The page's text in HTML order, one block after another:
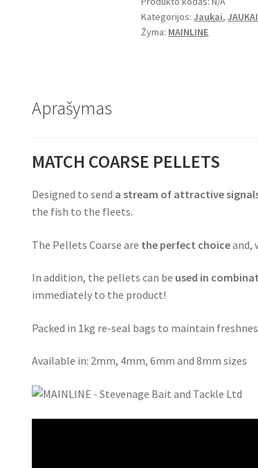
1kg
Kategorijos:Jaukai,
Žyma: MAINLINE
Aprašymas
MATCH COARSE PELLETS
Designed to send a stream of attractive
the fish to the fleets.
The Pellets Coarse are the perfect choiceand,
In addition, the pellets can be used in
immediately to the product!
Packed in 1kg re-seal bags to maintain
Available in: 2mm, 4mm, 6mm and 8mm sizes